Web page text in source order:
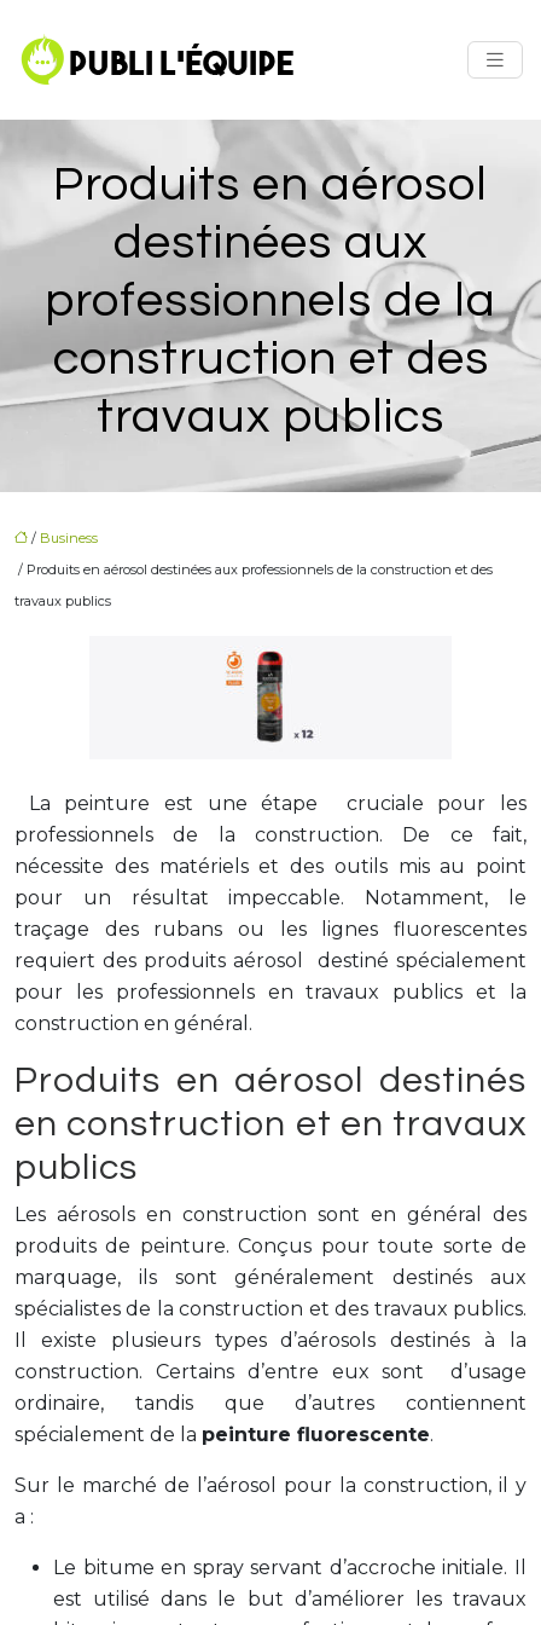
Produits en aérosol
destinées aux
professionnels de la
construction et des
travaux publics
/ Business
/ Produits en aérosol destinées aux professionnels de la construction et des
travaux publics
La peinture est une étape cruciale pour les
professionnels de la construction. De ce fait,
nécessite des matériels et des outils mis au point
pour un résultat impeccable. Notamment, le
traçage des rubans ou les lignes fluorescentes
requiert des produits aérosol destiné spécialement
pour les professionnels en travaux publics et la
construction en général.
Produits en aérosol destinés
en construction et en travaux
publics
Les aérosols en construction sont en général des
produits de peinture. Conçus pour toute sorte de
marquage, ils sont généralement destinés aux
spécialistes de la construction et des travaux publics.
Il existe plusieurs types d’aérosols destinés à la
construction. Certains d’entre eux sont d’usage
ordinaire, tandis que d’autres contiennent
spécialement de la peinture fluorescente.
Sur le marché de l’aérosol pour la construction, il y
a :
Le bitume en spray servant d’accroche initiale. Il
est utilisé dans le but d’améliorer les travaux